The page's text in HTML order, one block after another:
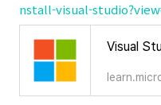
nstall-visual-
Visual